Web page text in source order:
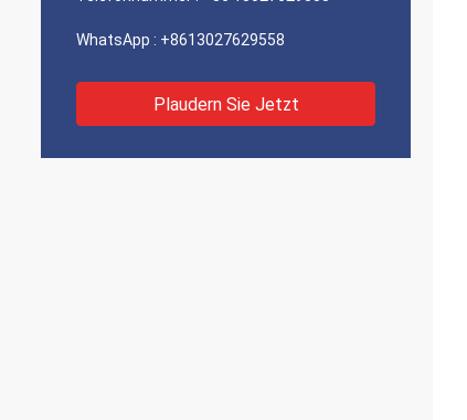
WhatsApp : +8613027629558
Plaudern Sie Jetzt